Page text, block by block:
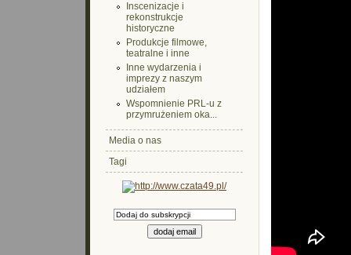
Inscenizacje i
rekonstrukcje
historyczne
Produkcje filmowe,
teatralne i inne
Inne wydarzenia i
imprezy z naszym
udziałem
Wspomnienie PRL-u z
przymrużeniem oka...
Media o nas
Tagi